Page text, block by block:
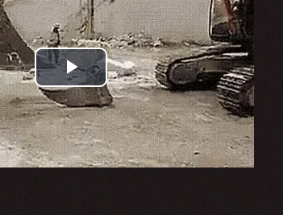
Play
Video